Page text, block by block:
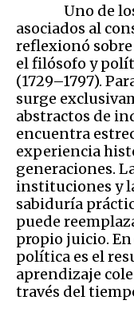
Uno de los
asociados al
reflexionó
el filósofo y
(1729–1797).
surge
abstractos de
encuentra
experiencia
generaciones.
instituciones y
sabiduría
puede
propio juicio.
política es el
aprendizaje
través del